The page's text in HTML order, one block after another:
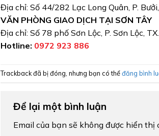
Địa chỉ: Số 44/282 Lạc Long Quân, P.
VĂN PHÒNG GIAO DỊCH TẠI SƠN TÂY
Địa chỉ: Số 78 phố Sơn Lộc, P. Sơn Lộc,
Hotline: 0972 923 886
Trackback đã bị đóng, nhưng bạn có thểđăng bình
Để lại một bình luận
Email của bạn sẽ không được hiển thị